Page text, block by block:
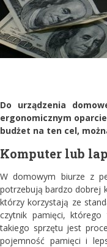
Do urządzenia
ergonomicznym
budżet na ten cel,
Komputer lub
W domowym biurze z
potrzebują bardzo dobrej
którzy korzystają ze
czytnik pamięci,
takiego sprzętu jest
pojemność pamięci i